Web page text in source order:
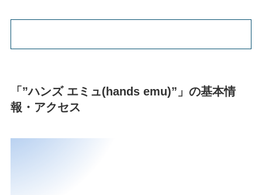
「”ハンズ エミュ(hands emu)”」の基本情
報・アクセス